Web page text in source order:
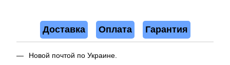
Доставка Оплата Гарантия
Новой почтой по Украине.